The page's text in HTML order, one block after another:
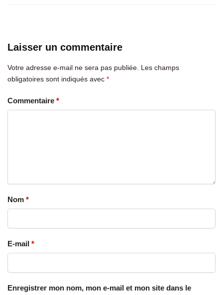
Laisser un commentaire
Votre adresse e-mail ne sera pas publiée. Les champs
obligatoires sont indiqués avec *
Commentaire *
Nom *
E-mail *
Enregistrer mon nom, mon e-mail et mon site dans le